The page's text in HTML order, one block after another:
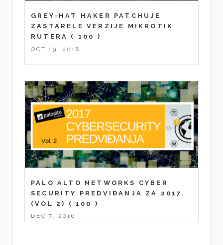
GREY-HAT HAKER PATCHUJE
ZASTARELE VERZIJE MIKROTIK
RUTERA
( 100 )
OCT 19, 2018
PALO ALTO NETWORKS CYBER
SECURITY PREDVIĐANJA ZA 2017.
(VOL 2)
( 100 )
DEC 7, 2016